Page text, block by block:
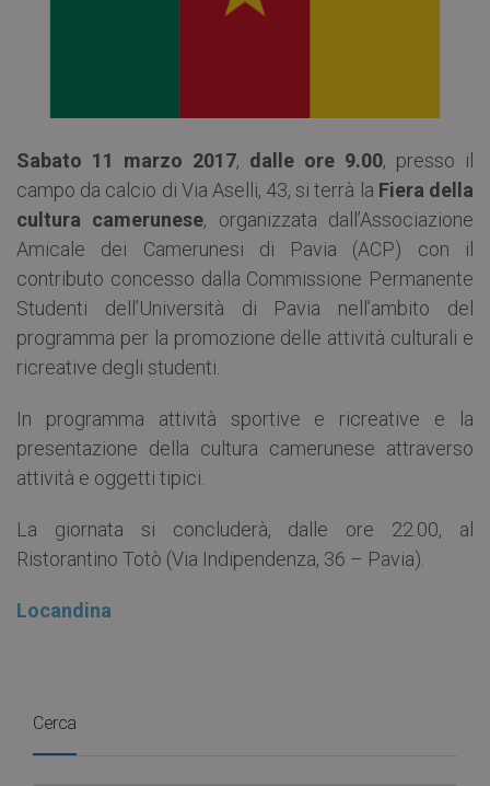
Sabato 11 marzo 2017, dalle ore 9.00, presso il
campo da calcio di Via Aselli, 43, si terrà la Fiera della
cultura camerunese, organizzata dall’Associazione
Amicale dei Camerunesi di Pavia (ACP) con il
contributo concesso dalla Commissione Permanente
Studenti dell’Università di Pavia nell’ambito del
programma per la promozione delle attività culturali e
ricreative degli studenti.
In programma attività sportive e ricreative e la
presentazione della cultura camerunese attraverso
attività e oggetti tipici.
La giornata si concluderà, dalle ore 22.00, al
Ristorantino Totò (Via Indipendenza, 36 – Pavia).
Locandina
Cerca